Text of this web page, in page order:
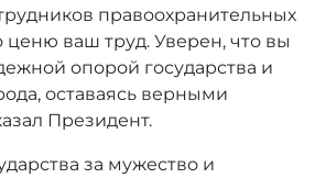
правоохранительных
ценю ваш труд. Уверен, что вы
опорой государства и
оставаясь верными
Президент.
за мужество и